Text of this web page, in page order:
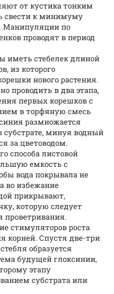
от кустика тонким
свести к минимуму
по
проводят в период
иметь стебелек длиной
из которого
нового растения.
проводить в два этапа,
первых корешков с
в торфяную смесь
размножается
минуя водный
за цветоводом.
способа листовой
емкость с
вода покрывала не
во избежание
прикрывают,
которую следует
проветривания.
стимуляторов роста
корней. Спустя две-три
образуется
будущей глоксинии,
этапу
субстрата или